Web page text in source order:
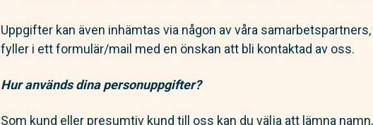
Uppgifter kan även inhämtas via någon av våra
fyller i ett formulär/mail med en önskan att bli kontaktad av oss.
Hur används dina personuppgifter?
Som kund eller presumtiv kund till oss kan du välja att lämna